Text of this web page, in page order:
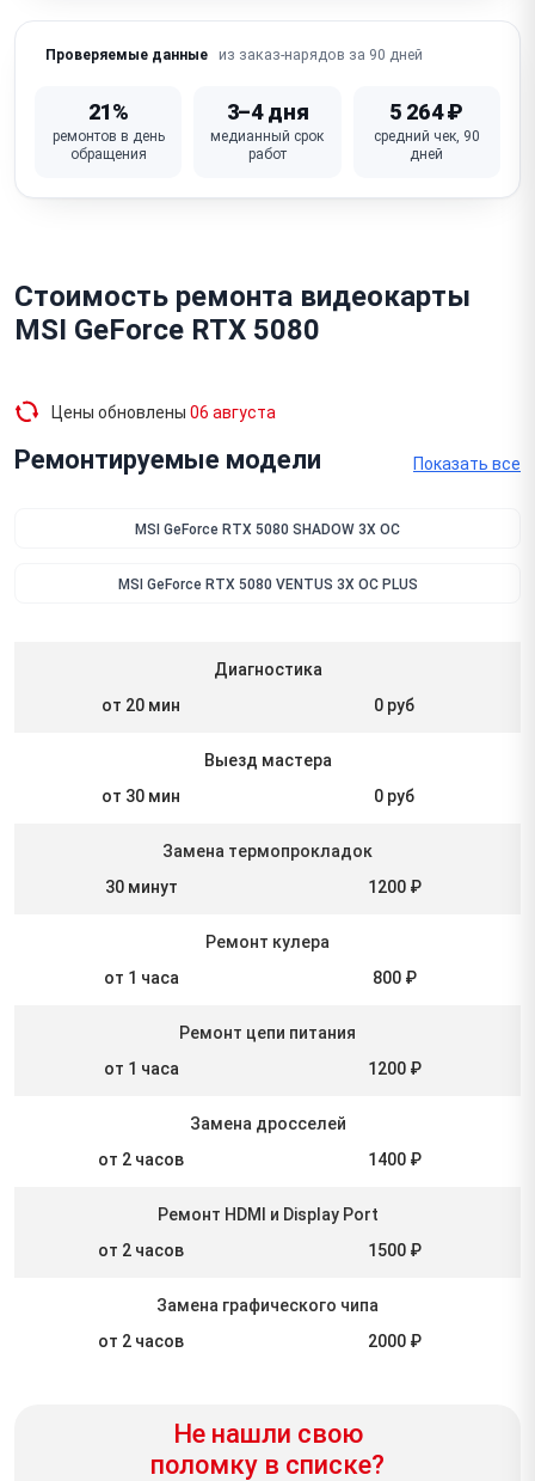
включается, нет изображения)
Повреждён / деформирован радиатор / кулер (от
падения)
(надлом платы)
Проверяемые данные из заказ-нарядов за 90 дней
21%
ремонтов в день
обращения
3–4 дня
медианный срок
работ
5 264 ₽
средний чек, 90
дней
Стоимость ремонта видеокарты
MSI GeForce RTX 5080
Цены обновлены 06 августа
Ремонтируемые модели Показать все
MSI GeForce RTX 5080 SHADOW 3X OC
MSI GeForce RTX 5080 VENTUS 3X OC PLUS
Диагностика
от 20 мин
0 руб
Выезд мастера
от 30 мин
0 руб
Замена термопрокладок
30 минут
1200 ₽
Ремонт кулера
от 1 часа
800 ₽
Ремонт цепи питания
от 1 часа
1200 ₽
Замена дросселей
от 2 часов
1400 ₽
Ремонт HDMI и Display Port
от 2 часов
1500 ₽
Замена графического чипа
от 2 часов
2000 ₽
Не нашли свою
поломку в списке?